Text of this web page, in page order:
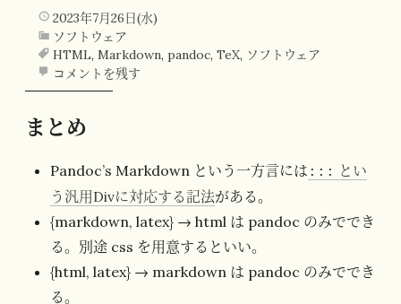
2023年7月26日(水)
ソフトウェア
HTML, Markdown, pandoc, TeX, ソフトウェア
コメントを残す
まとめ
Pandoc’s Markdown という一方言には ::: とい
う汎用Divに対応する記法がある。
{markdown, latex} → html は pandoc のみででき
る。別途 css を用意するといい。
{html, latex} → markdown は pandoc のみででき
る。